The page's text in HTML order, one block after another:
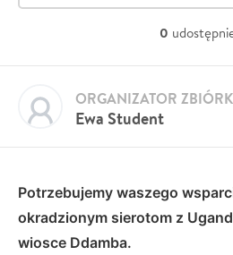
0
Ewa Student
ORGANIZATOR
Potrzebujemy waszego
okradzionym sierotom z
wiosce Ddamba.